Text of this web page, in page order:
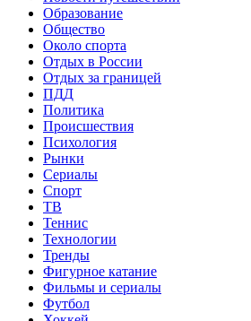
Образование
Общество
Около спорта
Отдых в России
Отдых за границей
ПДД
Политика
Происшествия
Психология
Рынки
Сериалы
Спорт
ТВ
Теннис
Технологии
Тренды
Фигурное катание
Фильмы и сериалы
Футбол